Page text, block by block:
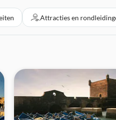
Attracties en